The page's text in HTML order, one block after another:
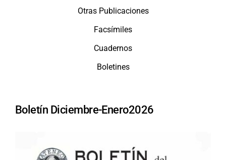
Otras Publicaciones
Facsímiles
Cuadernos
Boletines
Boletín Diciembre-Enero2026